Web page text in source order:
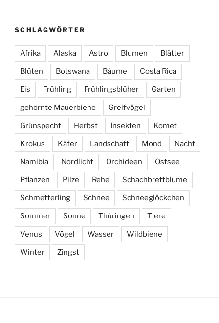
SCHLAGWÖRTER
Afrika Alaska Astro Blumen Blätter
Blüten Botswana Bäume Costa Rica
Eis Frühling Frühlingsblüher Garten
gehörnte Mauerbiene Greifvögel
Grünspecht Herbst Insekten Komet
Krokus Käfer Landschaft Mond Nacht
Namibia Nordlicht Orchideen Ostsee
Pflanzen Pilze Rehe Schachbrettblume
Schmetterling Schnee Schneeglöckchen
Sommer Sonne Thüringen Tiere
Venus Vögel Wasser Wildbiene
Winter Zingst